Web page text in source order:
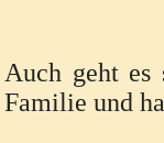
Auch geht
Familie und